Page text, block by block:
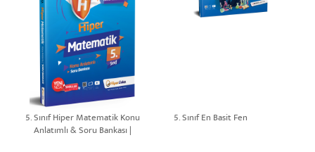
5. Sınıf Hiper Matematik Konu
Anlatımlı & Soru Bankası |
5. Sınıf En Basit Fen